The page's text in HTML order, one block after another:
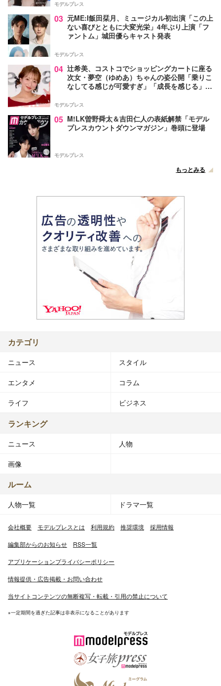
モデルプレス
03 元ME:I飯田栞月、ミュージカル初出演「この上
ない喜びとともに大変光栄」4年ぶり上演「フ
ァントム」城田優らキャスト発表
モデルプレス
04 辻希美、コストコでショッピングカートに座る
次女・夢空（ゆめあ）ちゃんの姿公開「乗りこ
なしてる感じが可愛すぎ」「成長を感じる」の
モデルプレス
05 M!LK曽野舜太＆吉田仁人の表紙解禁「モデル
プレスカウントダウンマガジン」巻頭に登場
モデルプレス
もっとみる
カテゴリ
ニュース スタイル
エンタメ コラム
ライフ ビジネス
ランキング
ニュース 人物
画像
ルーム
人物一覧 ドラマ一覧
会社概要 モデルプレスとは 利用規約 推奨環境 採用情報
編集部からのお知らせ RSS一覧
アプリケーションプライバシーポリシー
情報提供・広告掲載・お問い合わせ
当サイトコンテンツの無断複写・転載・引用の禁止について
※一定期間を過ぎた記事は非表示になることがあります